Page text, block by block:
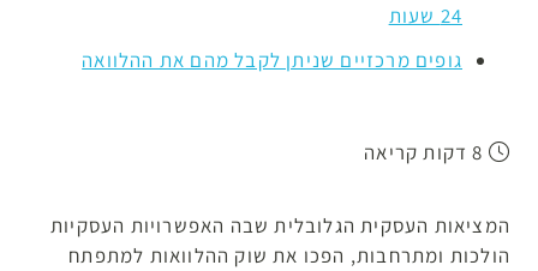
24 שעות
גופים מרכזיים שניתן לקבל מהם את ההלוואה
המציאות העסקית הגלובלית שבה האפשרויות העסקיות
הולכות ומתרחבות, הפכו את שוק ההלוואות למתפתח